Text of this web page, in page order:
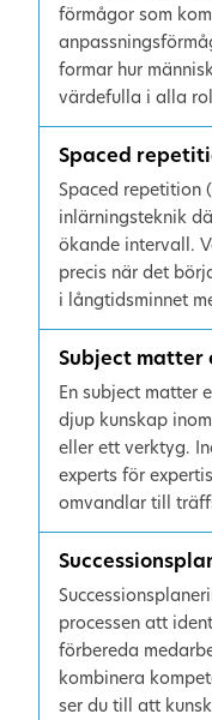
förmågor som
formar hur
värdefulla i alla
Spaced
Spaced repetition
inlärningsteknik
ökande intervall.
precis när det
i långtidsminnet
Subject matter
En subject matter
djup kunskap
eller ett verktyg.
experts för
omvandlar till
processen att
förbereda
kombinera
ser du till att